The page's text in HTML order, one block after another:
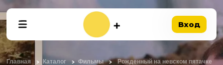
Вход
Главная Каталог Фильмы Рожденный на невском пятачке